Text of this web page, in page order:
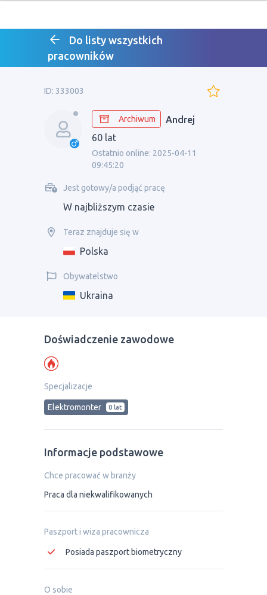
Do listy wszystkich
pracowników
ID: 333003
Archiwum
Andrej
60 lat
Ostatnio online: 2025-04-11
09:45:20
Jest gotowy/a podjąć pracę
W najbliższym czasie
Teraz znajduje się w
Polska
Obywatelstwo
Ukraina
Doświadczenie zawodowe
Specjalizacje
Elektromonter 0 lat
Informacje podstawowe
Chce pracować w branży
Praca dla niekwalifikowanych
Paszport i wiza pracownicza
Posiada paszport biometryczny
O sobie